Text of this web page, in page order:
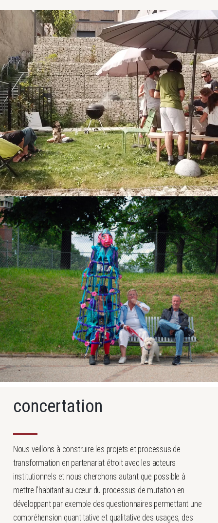
concertation
Nous veillons à construire les projets et processus de
transformation en partenariat étroit avec les acteurs
institutionnels et nous cherchons autant que possible à
mettre l’habitant au cœur du processus de mutation en
développant par exemple des questionnaires permettant une
compréhension quantitative et qualitative des usages, des